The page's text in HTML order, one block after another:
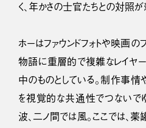
く、年かさの士官たちとの対照が
ホーはファウンドフォトや映画の
物語に重層的で複雑なレイヤ
中のものとしている。制作事情
を視覚的な共通性でつないで
波、二ノ間では風。ここでは、